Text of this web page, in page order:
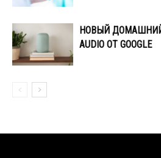
НОВЫЙ
AUDIO ОТ GOOGLE